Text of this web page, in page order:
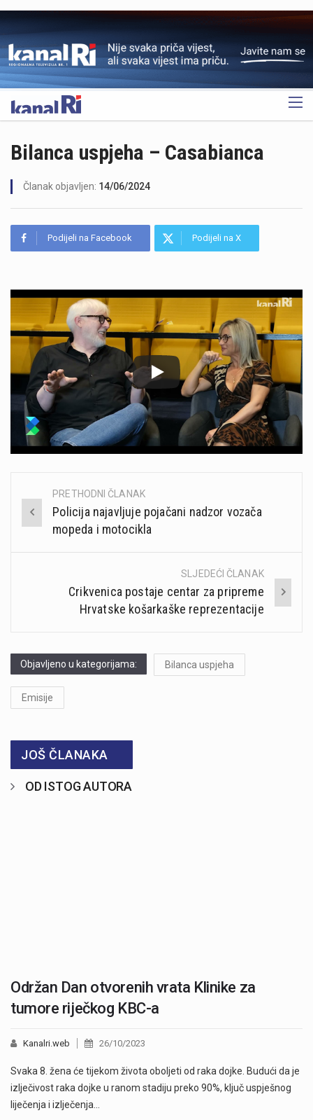
OGLAS
Bilanca uspjeha – Casabianca
Članak objavljen: 14/06/2024
Podijeli na Facebook Podijeli na X
Post
navigation
PRETHODNI ČLANAK
Policija najavljuje pojačani nadzor vozača
mopeda i motocikla
SLJEDEĆI ČLANAK
Crikvenica postaje centar za pripreme
Hrvatske košarkaške reprezentacije
Objavljeno u kategorijama: Bilanca uspjeha
Emisije
JOŠ ČLANAKA
OD ISTOG AUTORA
Održan Dan otvorenih vrata Klinike za
tumore riječkog KBC-a
Kanalri.web 26/10/2023
Svaka 8. žena će tijekom života oboljeti od raka dojke. Budući da je
izlječivost raka dojke u ranom stadiju preko 90%, ključ uspješnog
liječenja i izlječenja…